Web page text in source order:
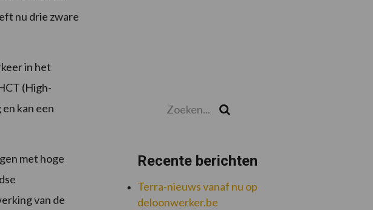
nu drie zware
in het
(High-
kan een
met hoge
van de
Recente berichten
Terra-nieuws vanaf nu op
deloonwerker.be